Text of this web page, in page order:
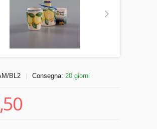
BL2 Consegna: 20 giorni